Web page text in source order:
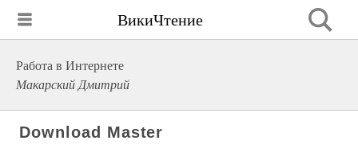
ВикиЧтение
Работа в Интернете
Макарский Дмитрий
Download Master